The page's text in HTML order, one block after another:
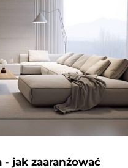
- jak zaaranżować